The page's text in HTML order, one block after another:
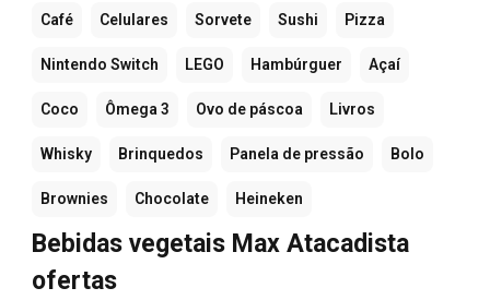
Café Celulares Sorvete Sushi Pizza
Nintendo Switch LEGO Hambúrguer Açaí
Coco Ômega 3 Ovo de páscoa Livros
Whisky Brinquedos Panela de pressão Bolo
Brownies Chocolate Heineken
Bebidas vegetais Max Atacadista
ofertas